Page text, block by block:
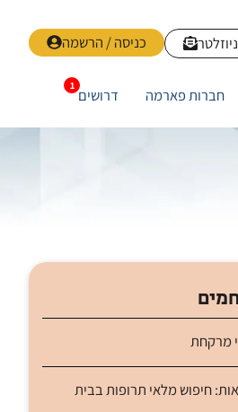
כניסה / הרשמה
חברות פארמה דרושים
מרקחת
חיפוש מלאי תרופות בבית